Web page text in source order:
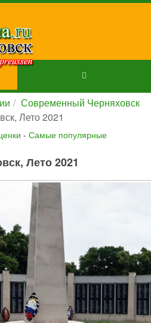
Современный Черняховск
Лето 2021
- Самые популярные
Лето 2021